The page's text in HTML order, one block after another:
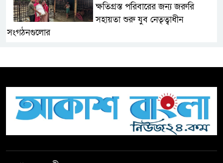
ক্ষতিগ্রস্ত পরিবারের জন্য জরুরি
সহায়তা শুরু যুব নেতৃত্বাধীন
সংগঠনগুলোর
টিকটকে অশালীন কনটেন্ট ও অনলাইন
হয়রানির অভিযোগে ব্রাহ্মণবাড়িয়ায়